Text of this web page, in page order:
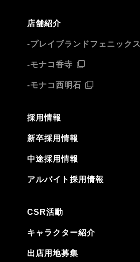
店舗紹介
-プレイブランドフェニックス
-モナコ香寺
-モナコ西明石
採用情報
新卒採用情報
中途採用情報
アルバイト採用情報
CSR活動
キャラクター紹介
出店用地募集